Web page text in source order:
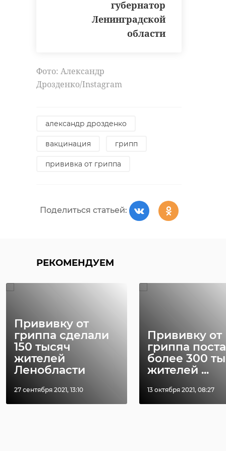
губернатор
Ленинградской
области
Фото: Александр
Дрозденко/Instagram
александр дрозденко
вакцинация грипп
прививка от гриппа
Поделиться статьей:
РЕКОМЕНДУЕМ
Прививку от
гриппа сделали
150 тысяч
жителей
Ленобласти
27 сентября 2021, 13:10
Прививку от
гриппа
более 300
жителей ...
13 октября 2021, 08:27